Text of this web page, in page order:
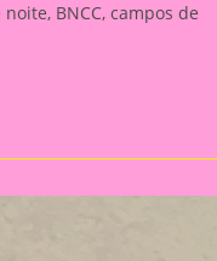
BNCC, campos de